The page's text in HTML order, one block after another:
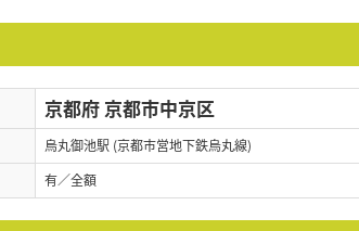
京都府 京都市中京区
烏丸御池駅 (京都市営地下鉄烏丸線)
有／全額